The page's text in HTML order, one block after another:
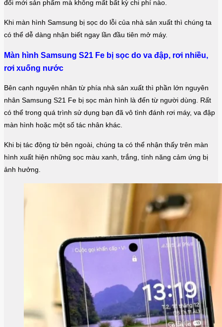
đổi mới sản phẩm mà không mất bất kỳ chi phí nào.
Khi màn hình Samsung bị sọc do lỗi của nhà sản xuất thì chúng ta
có thể dễ dàng nhận biết ngay lần đầu tiên mở máy.
Màn hình Samsung S21 Fe bị sọc do va đập, rơi nhiều,
rơi xuống nước
Bên cạnh nguyên nhân từ phía nhà sản xuất thì phần lớn nguyên
nhân Samsung S21 Fe bị sọc màn hình là đến từ người dùng. Rất
có thể trong quá trình sử dụng bạn đã vô tình đánh rơi máy, va đập
màn hình hoặc một số tác nhân khác.
Khi bị tác động từ bên ngoài, chúng ta có thể nhận thấy trên màn
hình xuất hiện những sọc màu xanh, trắng, tính năng cảm ứng bị
ảnh hưởng.